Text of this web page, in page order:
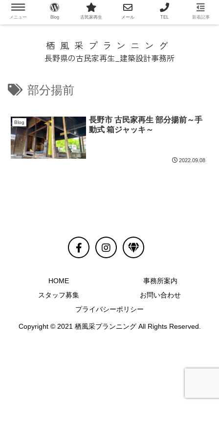
栖風采プランニング
長野県の古民家再生_建築設計事務所
部分揚前
Blog
長野市 古民家再生 部分揚前～手
動式 箱ジャッキ～
2022.09.08
HOME
事務所案内
スタッフ募集
お問い合わせ
プライバシーポリシー
Copyright © 2021 栖風采プランニング All Rights Reserved.
メニュー Blog 古民家再生 メール TEL 新着記事